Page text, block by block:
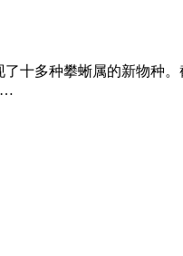
十多种攀蜥属的新物种